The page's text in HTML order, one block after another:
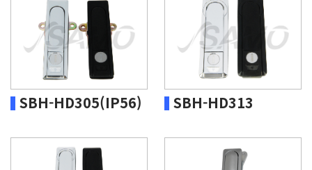
SBH-HD305(IP56) SBH-HD313